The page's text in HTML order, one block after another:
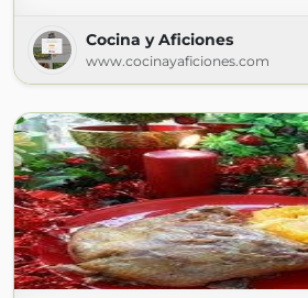
Cocina y Aficiones
www.cocinayaficiones.com